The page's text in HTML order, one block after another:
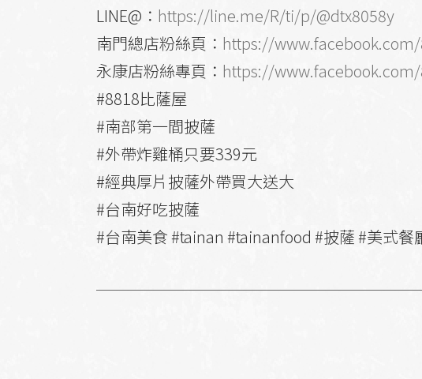
LINE@： https://line.me/R/ti/p/@dtx8058y
南門總店粉絲頁： https://
永康店粉絲專頁： https://
#8818比薩屋
#南部第一間披薩
#外帶炸雞桶只要339元
#經典厚片披薩外帶買大送大
#台南好吃披薩
#台南美食 #tainan #tainanfood #披薩 #美式